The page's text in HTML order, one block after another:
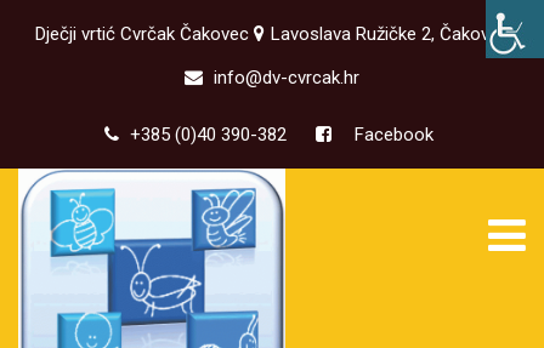
Dječji vrtić Cvrčak Čakovec
Lavoslava Ružičke 2, Čakovec
info@dv-cvrcak.hr
+385 (0)40 390-382 Facebook